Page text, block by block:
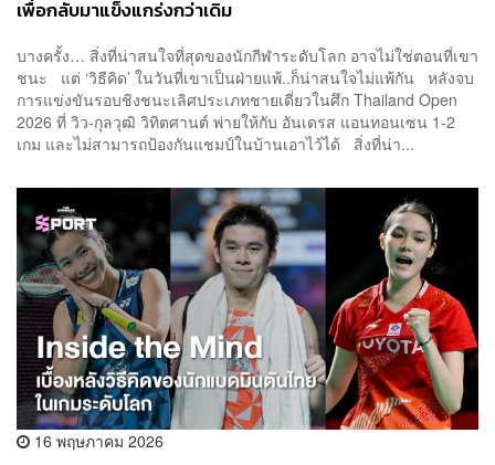
เพื่อกลับมาแข็งแกร่งกว่าเดิม
บางครั้ง… สิ่งที่น่าสนใจที่สุดของนักกีฬาระดับโลก อาจไม่ใช่ตอนที่เขา
ชนะ แต่ ‘วิธีคิด’ ในวันที่เขาเป็นฝ่ายแพ้..ก็น่าสนใจไม่แพ้กัน หลังจบ
การแข่งขันรอบชิงชนะเลิศประเภทชายเดี่ยวในศึก Thailand Open
2026 ที่ วิว-กุลวุฒิ วิทิตศานต์ พ่ายให้กับ อันเดรส แอนทอนเซน 1-2
เกม และไม่สามารถป้องกันแชมป์ในบ้านเอาไว้ได้ สิ่งที่น่า...
16 พฤษภาคม 2026